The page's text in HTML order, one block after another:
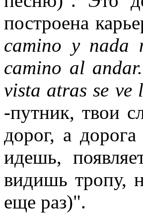
построена
camino y nada
camino al
vista atras se ve
-путник, твои
дорог, а
идешь,
видишь тропу,
еще раз)".